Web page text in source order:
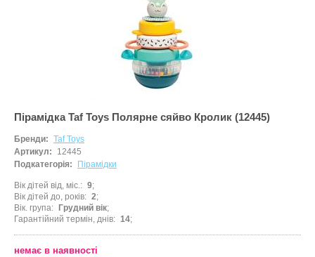
Пірамідка Taf Toys Полярне сяйво Кролик (12445)
Бренди: Taf Toys
Артикул:
12445
Подкатегорія:
Пірамідки
Вік дітей від, міс.
9
Вік дітей до, років
2
Вік. група
Грудний вік
Гарантійний термін, днів
14
немає в наявності